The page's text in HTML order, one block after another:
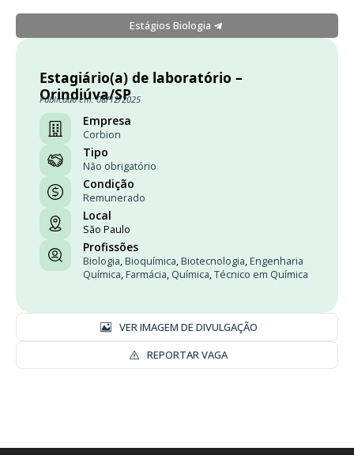
Estágios Biologia
Estagiário(a) de laboratório –
Orindiúva/SP
Publicado em: 08/12/2025
Empresa
Corbion
Tipo
Não obrigatório
Condição
Remunerado
Local
São Paulo
Profissões
Biologia, Bioquímica, Biotecnologia, Engenharia
Química, Farmácia, Química,Técnico em Química
VER IMAGEM DE DIVULGAÇÃO
REPORTAR VAGA